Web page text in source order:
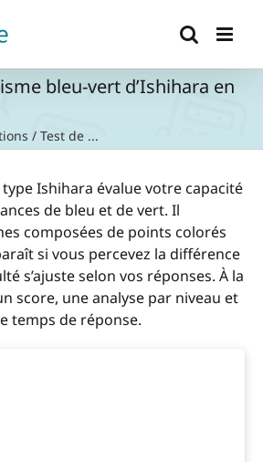
bleu-vert d’Ishihara en
/ Test de ...
Ishihara évalue votre capacité
de bleu et de vert. Il
composées de points colorés
si vous percevez la différence
s’ajuste selon vos réponses. À la
score, une analyse par niveau et
temps de réponse.